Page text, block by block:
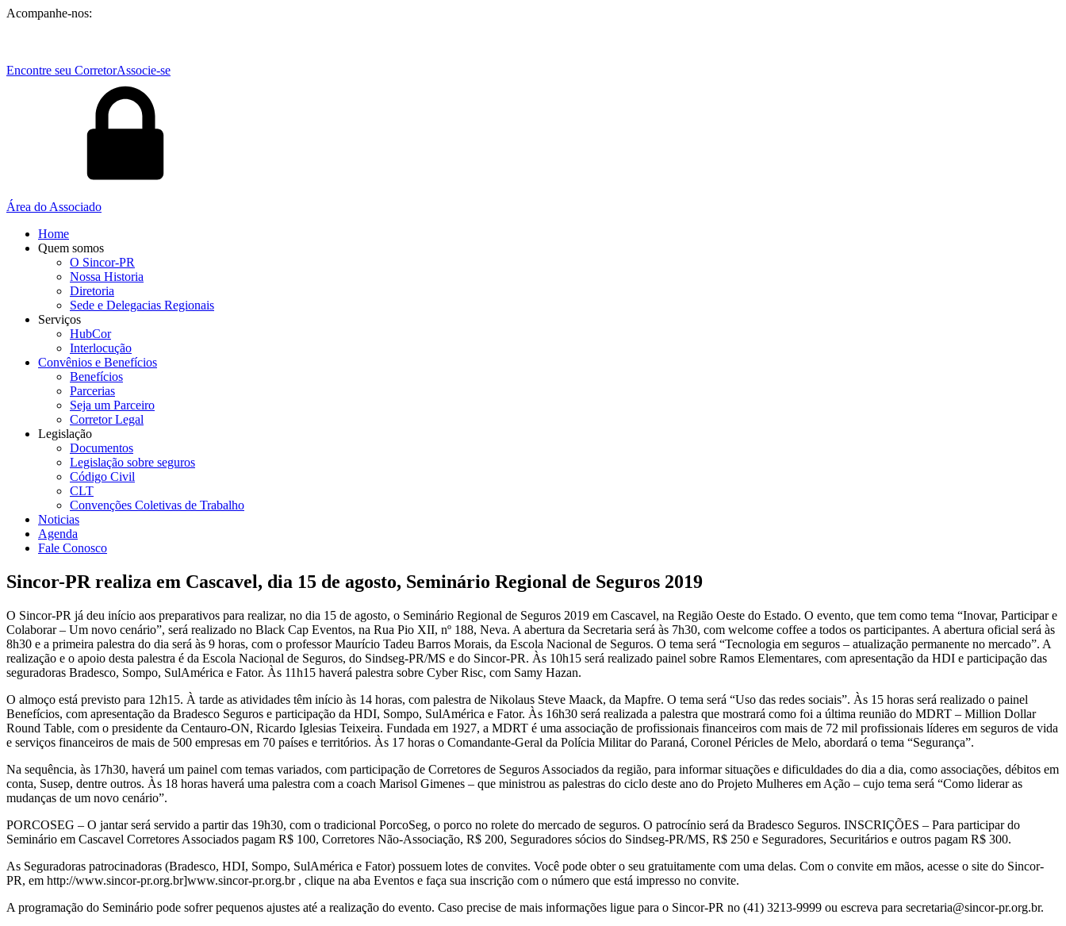
Acompanhe-nos:
Encontre seu CorretorAssocie-se
Área do Associado
Home
Quem somos
O Sincor-PR
Nossa Historia
Diretoria
Sede e Delegacias Regionais
Serviços
HubCor
Interlocução
Convênios e Benefícios
Benefícios
Parcerias
Seja um Parceiro
Corretor Legal
Legislação
Documentos
Legislação sobre seguros
Código Civil
CLT
Convenções Coletivas de Trabalho
Noticias
Agenda
Fale Conosco
Sincor-PR realiza em Cascavel, dia 15 de agosto, Seminário Regional de Seguros 2019
O Sincor-PR já deu início aos preparativos para realizar, no dia 15 de agosto, o Seminário Regional de Seguros 2019 em Cascavel, na Região Oeste do Estado. O evento, que tem como tema “Inovar, Participar e
Colaborar – Um novo cenário”, será realizado no Black Cap Eventos, na Rua Pio XII, nº 188, Neva. A abertura da Secretaria será às 7h30, com welcome coffee a todos os participantes. A abertura oficial será às
8h30 e a primeira palestra do dia será às 9 horas, com o professor Maurício Tadeu Barros Morais, da Escola Nacional de Seguros. O tema será “Tecnologia em seguros – atualização permanente no mercado”. A
realização e o apoio desta palestra é da Escola Nacional de Seguros, do Sindseg-PR/MS e do Sincor-PR. Às 10h15 será realizado painel sobre Ramos Elementares, com apresentação da HDI e participação das
seguradoras Bradesco, Sompo, SulAmérica e Fator. Às 11h15 haverá palestra sobre Cyber Risc, com Samy Hazan.
O almoço está previsto para 12h15. À tarde as atividades têm início às 14 horas, com palestra de Nikolaus Steve Maack, da Mapfre. O tema será “Uso das redes sociais”. Às 15 horas será realizado o painel
Benefícios, com apresentação da Bradesco Seguros e participação da HDI, Sompo, SulAmérica e Fator. Às 16h30 será realizada a palestra que mostrará como foi a última reunião do MDRT – Million Dollar
Round Table, com o presidente da Centauro-ON, Ricardo Iglesias Teixeira. Fundada em 1927, a MDRT é uma associação de profissionais financeiros com mais de 72 mil profissionais líderes em seguros de vida
e serviços financeiros de mais de 500 empresas em 70 países e territórios. Às 17 horas o Comandante-Geral da Polícia Militar do Paraná, Coronel Péricles de Melo, abordará o tema “Segurança”.
Na sequência, às 17h30, haverá um painel com temas variados, com participação de Corretores de Seguros Associados da região, para informar situações e dificuldades do dia a dia, como associações, débitos em
conta, Susep, dentre outros. Às 18 horas haverá uma palestra com a coach Marisol Gimenes – que ministrou as palestras do ciclo deste ano do Projeto Mulheres em Ação – cujo tema será “Como liderar as
mudanças de um novo cenário”.
PORCOSEG – O jantar será servido a partir das 19h30, com o tradicional PorcoSeg, o porco no rolete do mercado de seguros. O patrocínio será da Bradesco Seguros. INSCRIÇÕES – Para participar do
Seminário em Cascavel Corretores Associados pagam R$ 100, Corretores Não-Associação, R$ 200, Seguradores sócios do Sindseg-PR/MS, R$ 250 e Seguradores, Securitários e outros pagam R$ 300.
As Seguradoras patrocinadoras (Bradesco, HDI, Sompo, SulAmérica e Fator) possuem lotes de convites. Você pode obter o seu gratuitamente com uma delas. Com o convite em mãos, acesse o site do Sincor-
PR, em http://www.sincor-pr.org.br]www.sincor-pr.org.br , clique na aba Eventos e faça sua inscrição com o número que está impresso no convite.
A programação do Seminário pode sofrer pequenos ajustes até a realização do evento. Caso precise de mais informações ligue para o Sincor-PR no (41) 3213-9999 ou escreva para secretaria@sincor-pr.org.br.